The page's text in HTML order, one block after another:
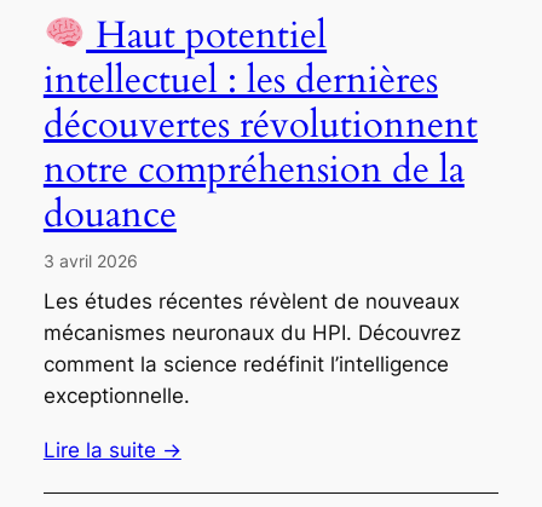
Haut potentiel
intellectuel : les dernières
découvertes révolutionnent
notre compréhension de la
douance
3 avril 2026
Les études récentes révèlent de nouveaux
mécanismes neuronaux du HPI. Découvrez
comment la science redéfinit l’intelligence
exceptionnelle.
Lire la suite →